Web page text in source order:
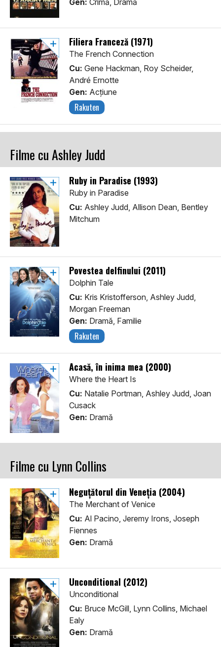
Gen: Crimă, Dramă
Filiera Franceză (1971)
The French Connection
Cu: Gene Hackman, Roy Scheider,
André Ernotte
Gen: Acţiune
Rakuten
Filme cu Ashley Judd
Ruby in Paradise (1993)
Ruby in Paradise
Cu: Ashley Judd, Allison Dean, Bentley
Mitchum
Povestea delfinului (2011)
Dolphin Tale
Cu: Kris Kristofferson, Ashley Judd,
Morgan Freeman
Gen: Dramă, Familie
Rakuten
Acasă, în inima mea (2000)
Where the Heart Is
Cu: Natalie Portman, Ashley Judd, Joan
Cusack
Gen: Dramă
Filme cu Lynn Collins
Neguțătorul din Veneția (2004)
The Merchant of Venice
Cu: Al Pacino, Jeremy Irons, Joseph
Fiennes
Gen: Dramă
Unconditional (2012)
Unconditional
Cu: Bruce McGill, Lynn Collins, Michael
Ealy
Gen: Dramă